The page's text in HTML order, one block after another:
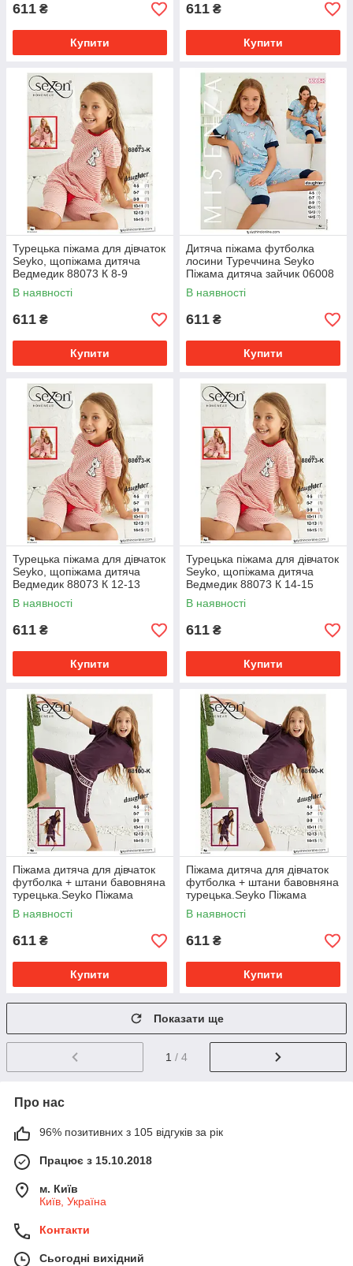
611 ₴
Купити
611 ₴
Купити
Турецька піжама для дівчаток
Seyko, щопіжама дитяча
Ведмедик 88073 К 8-9
В наявності
611 ₴
Купити
Дитяча піжама футболка
лосини Туреччина Seyko
Піжама дитяча зайчик 06008
К 14-15
В наявності
611 ₴
Купити
Турецька піжама для дівчаток
Seyko, щопіжама дитяча
Ведмедик 88073 К 12-13
В наявності
611 ₴
Купити
Турецька піжама для дівчаток
Seyko, щопіжама дитяча
Ведмедик 88073 К 14-15
В наявності
611 ₴
Купити
Піжама дитяча для дівчаток
футболка + штани бавовняна
турецька.Seyko Піжама
дитяча 88100 К 6-7
В наявності
611 ₴
Купити
Піжама дитяча для дівчаток
футболка + штани бавовняна
турецька.Seyko Піжама
дитяча 88100 К 8-9
В наявності
611 ₴
Купити
Показати ще
1 / 4
Про нас
96% позитивних з 105 відгуків за рік
Працює з 15.10.2018
м. Київ
Київ, Україна
Контакти
Сьогодні вихідний